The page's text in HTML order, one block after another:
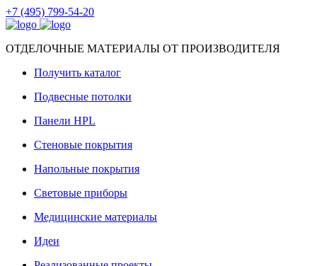
+7 (495) 799-54-20
ОТДЕЛОЧНЫЕ МАТЕРИАЛЫ ОТ ПРОИЗВОДИТЕЛЯ
Получить каталог
Подвесные потолки
Панели HPL
Стеновые покрытия
Напольные покрытия
Световые приборы
Медицинские материалы
Идеи